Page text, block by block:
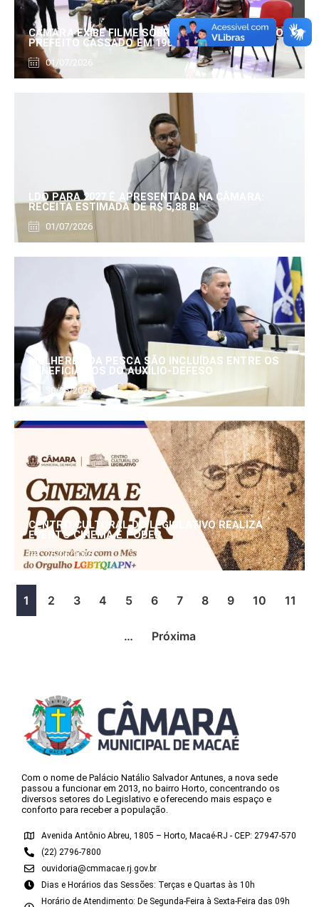
CÂMARA EXIBE FILME SOBRE EDUARDO SERRANO,
PREFEITO CASSADO EM 1960
01/07/2026
LDO PARA 2027 É APRESENTADA NA CÂMARA:
RECEITA ESTIMADA DE R$ 5,88 BI
01/07/2026
MULHERES DA PESCA SÃO INCLUÍDAS ENTRE OS
BENEFICIÁRIOS DO AUXÍLIO-DEFESO
30/06/2026
CENTRO CULTURAL DO LEGISLATIVO REALIZA
EVENTO CINEMA E PODER
25/06/2026
1 2 3 4 5 6 7 8 9 10 11
… Próxima
Com o nome de Palácio Natálio Salvador Antunes, a nova sede
passou a funcionar em 2013, no bairro Horto, concentrando os
diversos setores do Legislativo e oferecendo mais espaço e
conforto para receber a população.
Avenida Antônio Abreu, 1805 – Horto, Macaé-RJ - CEP: 27947-570
(22) 2796-7800
ouvidoria@cmmacae.rj.gov.br
Dias e Horários das Sessões: Terças e Quartas às 10h
Horário de Atendimento: De Segunda-Feira à Sexta-Feira das 09h